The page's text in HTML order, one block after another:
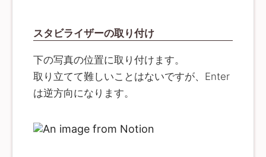
スタビライザーの取り付け
下の写真の位置に取り付けます。
取り立てて難しいことはないですが、Enter
は逆方向になります。